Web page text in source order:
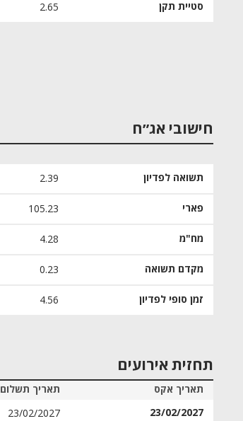
סטיית תקן 2.65
חישובי אג״ח
תשואה לפדיון 2.39
פארי 105.23
מח"מ 4.28
מקדם תשואה 0.23
זמן סופי לפדיון 4.56
תחזית אירועים
תאריך אקס תאריך תשלום
23/02/2027
23/02/2027